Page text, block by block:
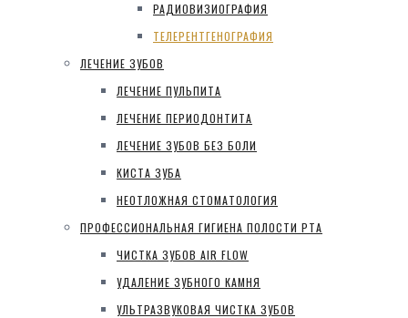
РАДИОВИЗИОГРАФИЯ
ТЕЛЕРЕНТГЕНОГРАФИЯ
ЛЕЧЕНИЕ ЗУБОВ
ЛЕЧЕНИЕ ПУЛЬПИТА
ЛЕЧЕНИЕ ПЕРИОДОНТИТА
ЛЕЧЕНИЕ ЗУБОВ БЕЗ БОЛИ
КИСТА ЗУБА
НЕОТЛОЖНАЯ СТОМАТОЛОГИЯ
ПРОФЕССИОНАЛЬНАЯ ГИГИЕНА ПОЛОСТИ РТА
ЧИСТКА ЗУБОВ AIR FLOW
УДАЛЕНИЕ ЗУБНОГО КАМНЯ
УЛЬТРАЗВУКОВАЯ ЧИСТКА ЗУБОВ